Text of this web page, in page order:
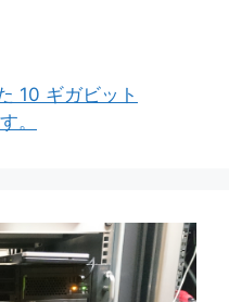
10 ギガビット
。